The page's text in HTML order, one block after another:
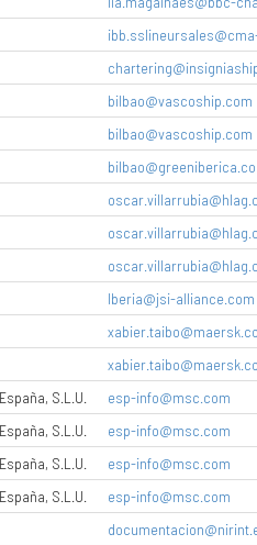
bilbao@vascoship.com
bilbao@vascoship.com
Iberia@jsi-alliance.com
S.L.U.
esp-info@msc.com
S.L.U.
esp-info@msc.com
S.L.U.
esp-info@msc.com
S.L.U.
esp-info@msc.com